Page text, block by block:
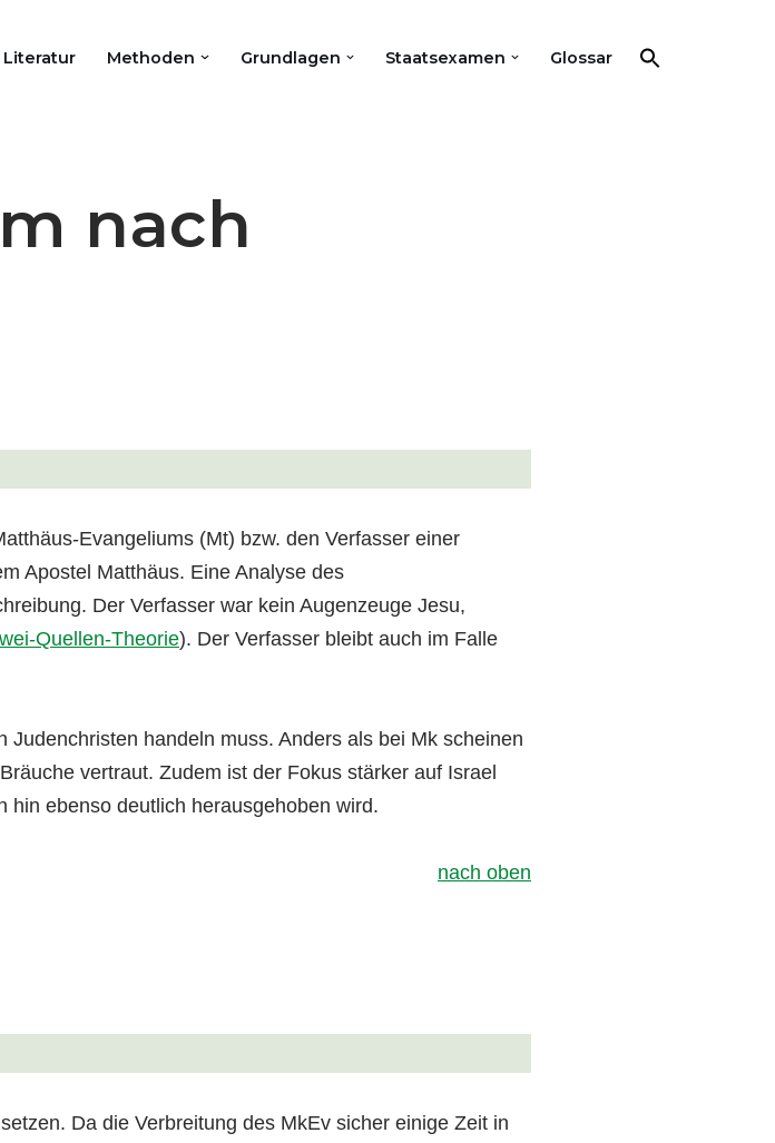
Literatur Methoden Grundlagen Staatsexamen Glossar
nach
Evangeliums (Mt) bzw. den Verfasser einer
Apostel Matthäus. Eine Analyse des
Der Verfasser war kein Augenzeuge Jesu,
Quellen-Theorie). Der Verfasser bleibt auch im Falle
handeln muss. Anders als bei Mk scheinen
vertraut. Zudem ist der Fokus stärker auf Israel
hin ebenso deutlich herausgehoben wird.
nach oben
Da die Verbreitung des MkEv sicher einige Zeit in